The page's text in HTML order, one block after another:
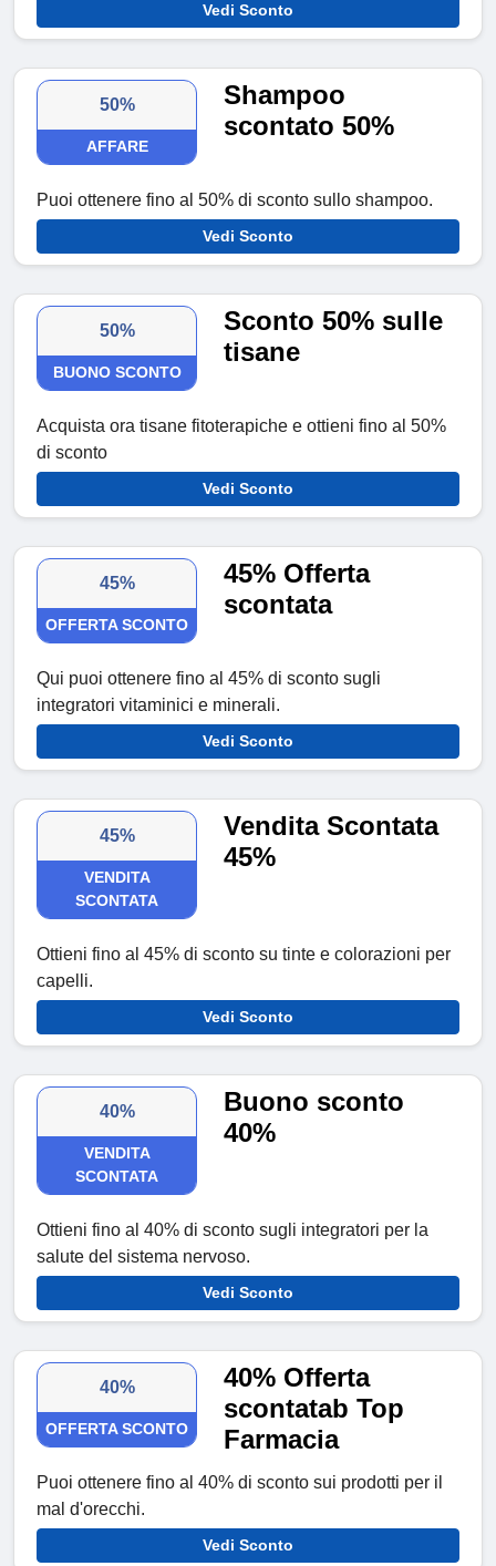
Vedi Sconto
50%
AFFARE
Shampoo
scontato 50%
Puoi ottenere fino al 50% di sconto sullo shampoo.
Vedi Sconto
50%
BUONO SCONTO
Sconto 50% sulle
tisane
Acquista ora tisane fitoterapiche e ottieni fino al 50%
di sconto
Vedi Sconto
45%
OFFERTA SCONTO
45% Offerta
scontata
Qui puoi ottenere fino al 45% di sconto sugli
integratori vitaminici e minerali.
Vedi Sconto
45%
VENDITA
SCONTATA
Vendita Scontata
45%
Ottieni fino al 45% di sconto su tinte e colorazioni per
capelli.
Vedi Sconto
40%
VENDITA
SCONTATA
Buono sconto
40%
Ottieni fino al 40% di sconto sugli integratori per la
salute del sistema nervoso.
Vedi Sconto
40%
OFFERTA SCONTO
40% Offerta
scontatab Top
Farmacia
Puoi ottenere fino al 40% di sconto sui prodotti per il
mal d'orecchi.
Vedi Sconto